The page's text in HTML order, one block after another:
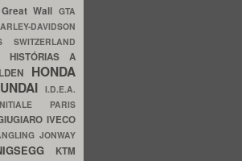
Great WallGTA
DAVIDSON
HISTÓRIAS A
HONDA
I.D.E.A.
PARIS
IVECO
JONWAY
KTM